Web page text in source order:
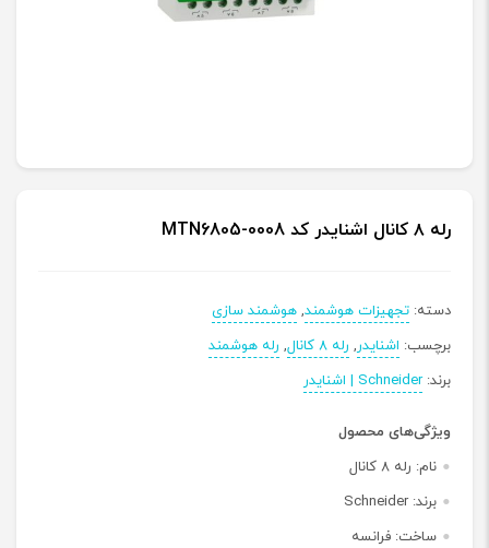
رله ۸ کانال اشنایدر کد MTN6805-0008
دسته: تجهیزات هوشمند, هوشمند سازی
برچسب: اشنایدر, رله 8 کانال , رله هوشمند
برند:Schneider | اشنایدر
ویژگی‌های محصول
نام: رله ۸ کانال
برند:Schneider
ساخت: فرانسه